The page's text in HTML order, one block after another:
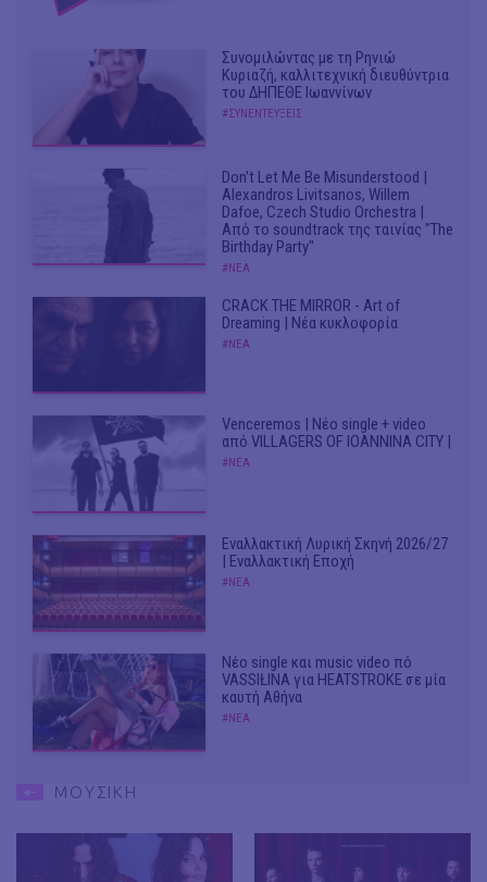
Συνομιλώντας με τη Ρηνιώ
Κυριαζή, καλλιτεχνική διευθύντρια
του ΔΗΠΕΘΕ Ιωαννίνων
#ΣΥΝΕΝΤΕΥΞΕΙΣ
Don't Let Me Be Misunderstood |
Alexandros Livitsanos, Willem
Dafoe, Czech Studio Orchestra |
Από το soundtrack της ταινίας "The
Birthday Party"
#ΝΕΑ
CRACK THE MIRROR - Art of
Dreaming | Νέα κυκλοφορία
#ΝΕΑ
Venceremos | Νέο single + video
από VILLAGERS OF IOANNINA CITY |
#ΝΕΑ
Εναλλακτική Λυρική Σκηνή 2026/27
| Εναλλακτική Εποχή
#ΝΕΑ
Νέο single και music video πό
VASSIŁINA για HEATSTROKE σε μία
καυτή Αθήνα
#ΝΕΑ
ΜΟΥΣΙΚΗ